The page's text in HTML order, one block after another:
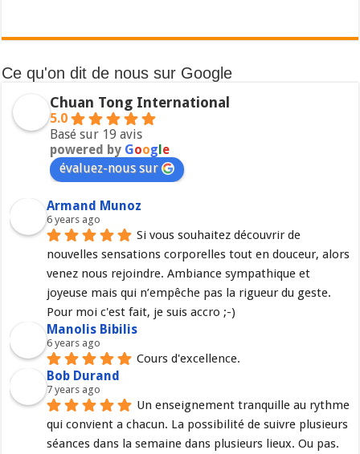
Ce qu'on dit de nous sur Google
Chuan Tong International
5.0
Basé sur 19 avis
powered by Google
évaluez-nous sur
Armand Munoz
6 years ago
Si vous souhaitez découvrir de
nouvelles sensations corporelles tout en douceur, alors
venez nous rejoindre. Ambiance sympathique et
joyeuse mais qui n’empêche pas la rigueur du geste.
Pour moi c'est fait, je suis accro ;-)
Manolis Bibilis
6 years ago
Cours d'excellence.
Bob Durand
7 years ago
Un enseignement tranquille au rythme
qui convient a chacun. La possibilité de suivre plusieurs
séances dans la semaine dans plusieurs lieux. Ou pas.